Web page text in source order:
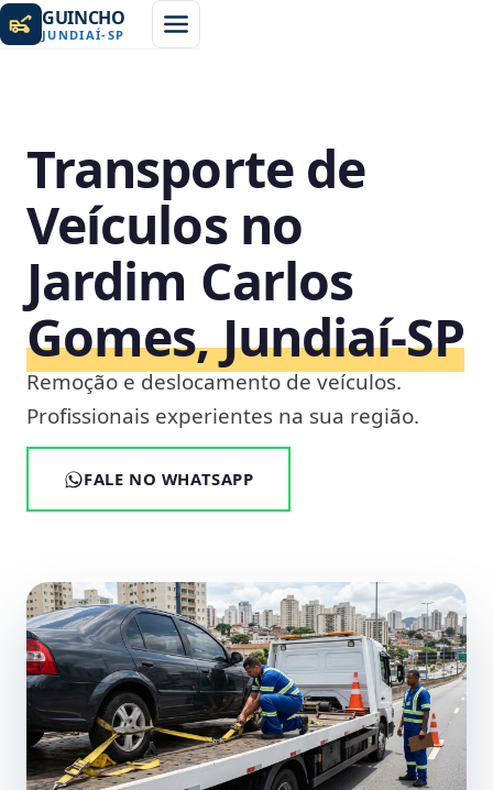
GUINCHO
JUNDIAÍ-SP
Transporte de
Veículos no
Jardim Carlos
Gomes, Jundiaí‑SP
Remoção e deslocamento de veículos.
Profissionais experientes na sua região.
FALE NO WHATSAPP